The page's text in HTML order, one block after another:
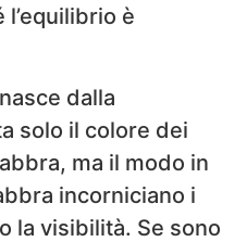
è
dalla
solo il colore dei
ma il modo in
incorniciano i
la visibilità. Se sono